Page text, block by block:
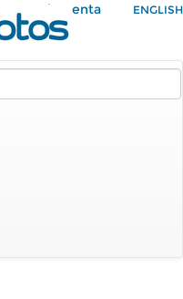
Mi Cuenta ENGLISH